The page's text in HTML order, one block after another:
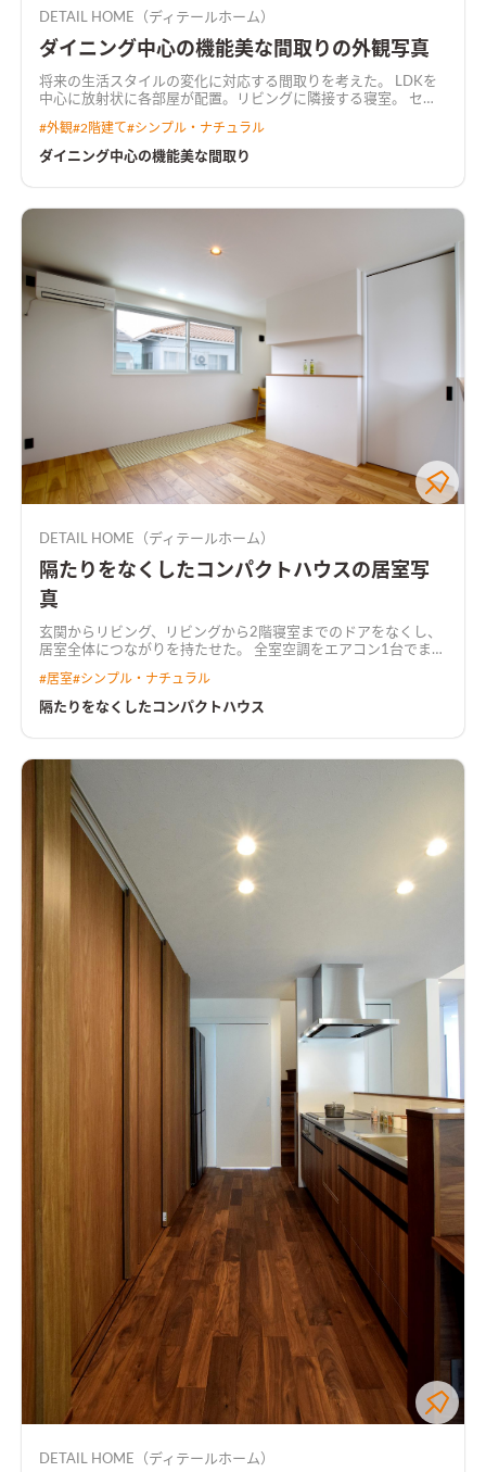
DETAIL HOME（ディテールホーム）
ダイニング中心の機能美な間取りの外観写真
将来の生活スタイルの変化に対応する間取りを考えた。 LDKを
中心に放射状に各部屋が配置。リビングに隣接する寝室。 セン
て暮らしが想像できる間取り。
#外観#2階建て #シンプル・ナチュラル
ダイニング中心の機能美な間取り
DETAIL HOME（ディテールホーム）
隔たりをなくしたコンパクトハウスの居室写
真
玄関からリビング、リビングから2階寝室までのドアをなくし、
居室全体につながりを持たせた。 全室空調をエアコン1台でまか
確保するため、吹抜けを通じて2階南窓からリビングへ採光。 吹
抜けにグレーチングを置いて足場を設け、採光しながら吹抜けス
#居室#シンプル・ナチュラル
隔たりをなくしたコンパクトハウス
DETAIL HOME（ディテールホーム）